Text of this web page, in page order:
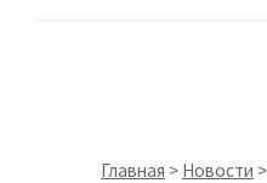
Главная > Новости >